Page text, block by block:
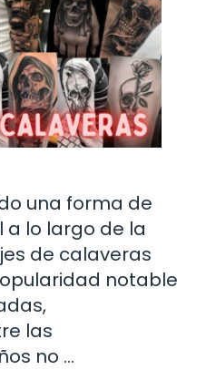
una forma de
a lo largo de la
de calaveras
notable
las
no …